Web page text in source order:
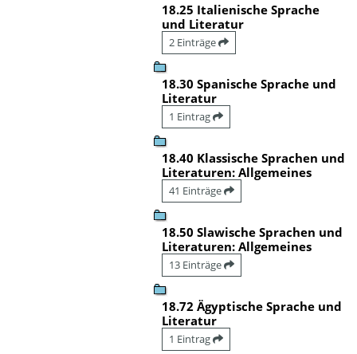
18.25 Italienische Sprache
und Literatur
2 Einträge
18.30 Spanische Sprache und
Literatur
1 Eintrag
18.40 Klassische Sprachen und
Literaturen: Allgemeines
41 Einträge
18.50 Slawische Sprachen und
Literaturen: Allgemeines
13 Einträge
18.72 Ägyptische Sprache und
Literatur
1 Eintrag